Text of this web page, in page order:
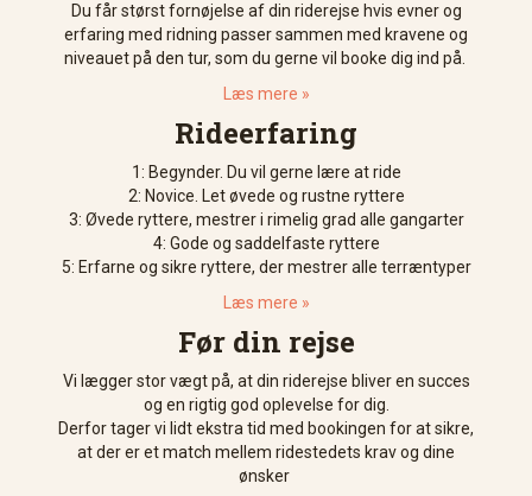
Du får størst fornøjelse af din riderejse hvis evner og
erfaring med ridning passer sammen med kravene og
niveauet på den tur, som du gerne vil booke dig ind på.
Læs mere »
Rideerfaring
1: Begynder. Du vil gerne lære at ride
2: Novice. Let øvede og rustne ryttere
3: Øvede ryttere, mestrer i rimelig grad alle gangarter
4: Gode og saddelfaste ryttere
5: Erfarne og sikre ryttere, der mestrer alle terræntyper
Læs mere »
Før din rejse
Vi lægger stor vægt på, at din riderejse bliver en succes
og en rigtig god oplevelse for dig.
Derfor tager vi lidt ekstra tid med bookingen for at sikre,
at der er et match mellem ridestedets krav og dine
ønsker